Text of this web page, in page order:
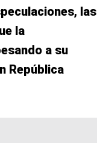
las
la
a su
República